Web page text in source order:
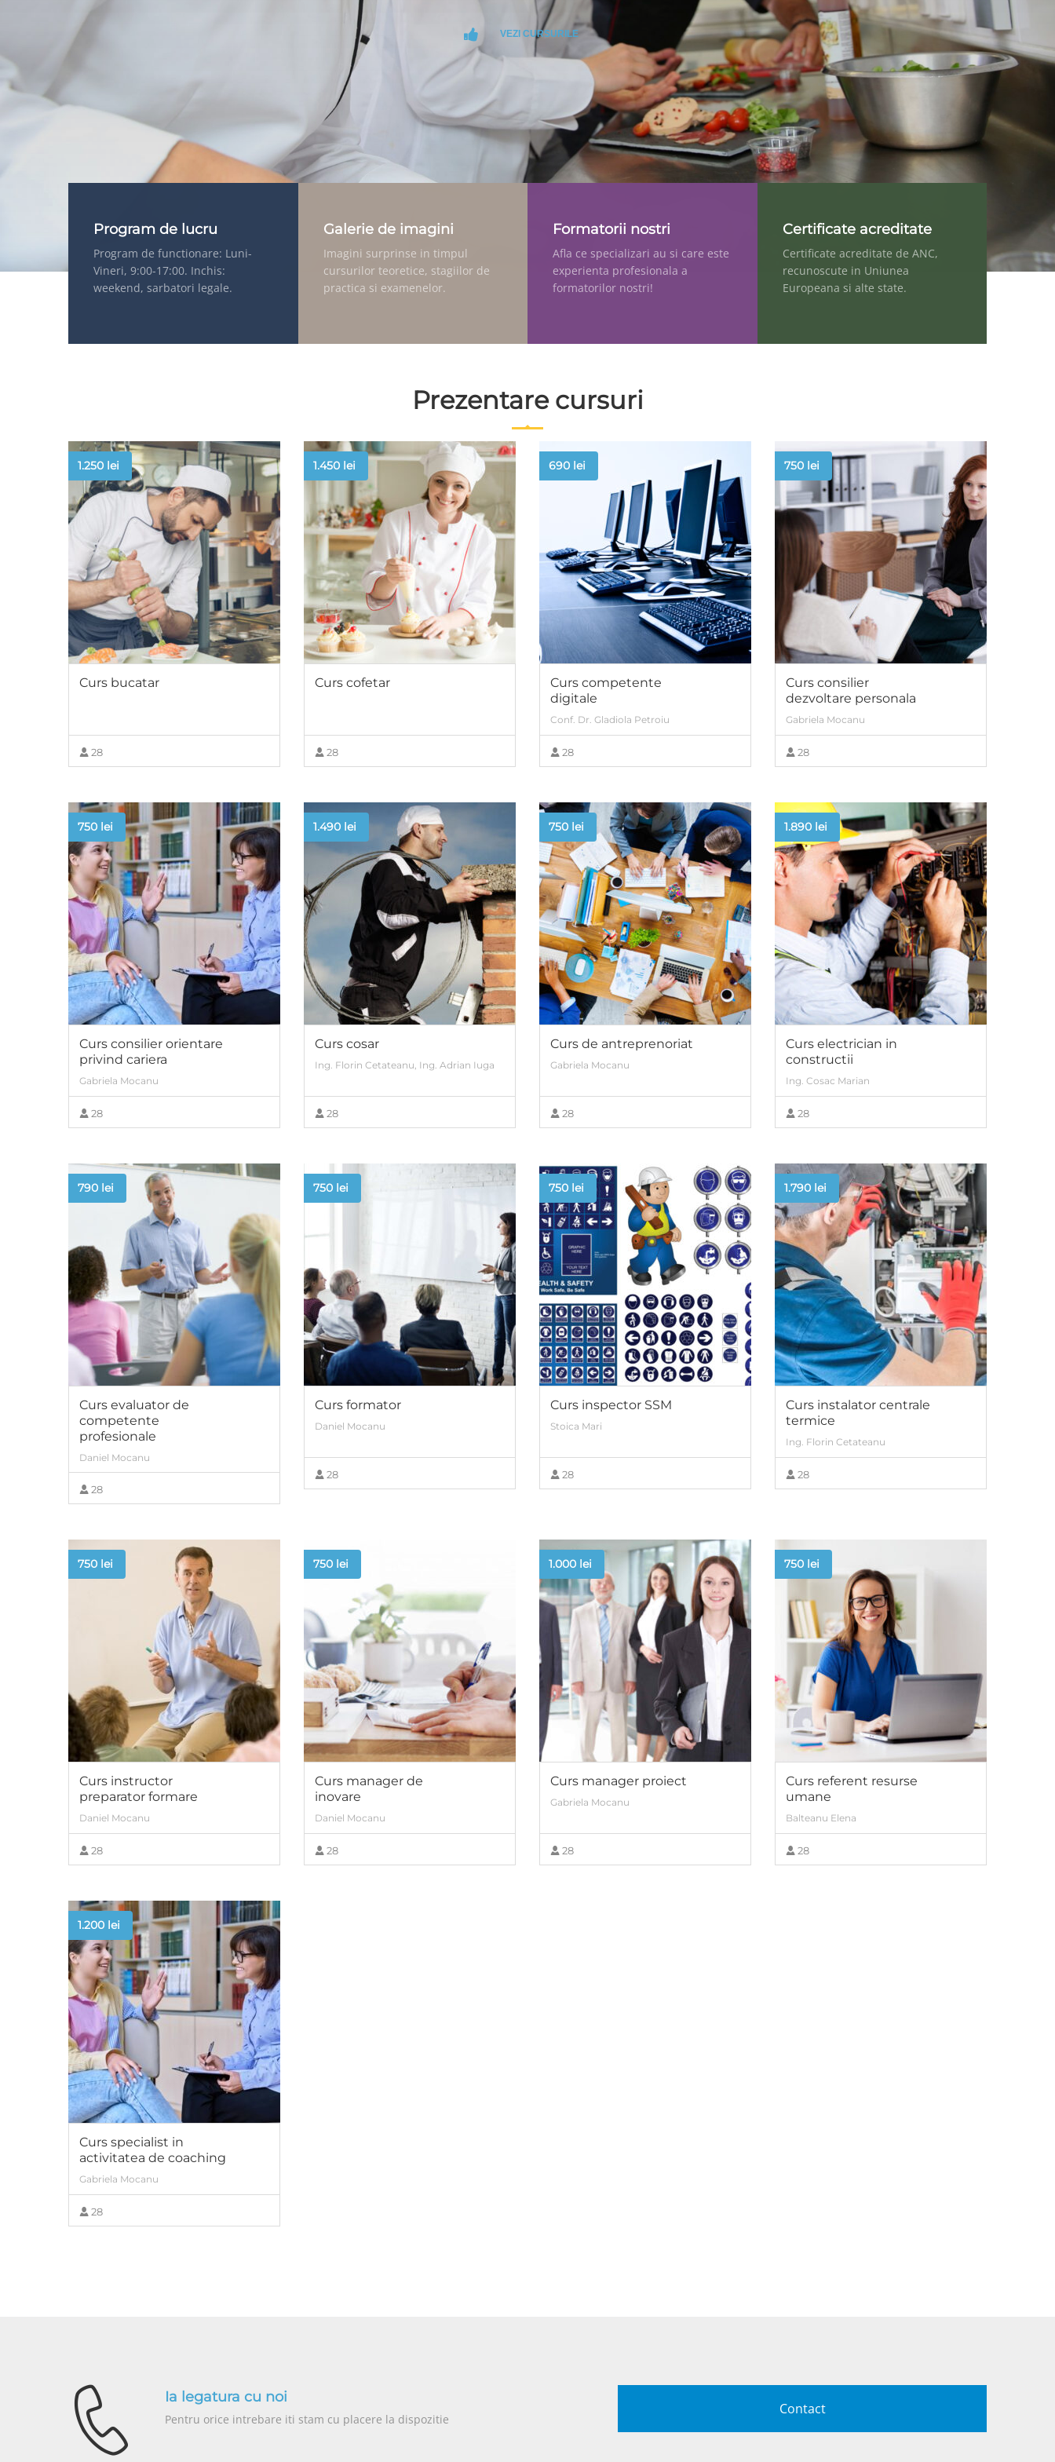
VEZI CURSURILE
Program de lucru
Program de functionare: Luni-
Vineri, 9:00-17:00. Inchis:
weekend, sarbatori legale.
Galerie de imagini
Imagini surprinse in timpul
cursurilor teoretice, stagiilor de
practica si examenelor.
Formatorii nostri
Afla ce specializari au si care este
experienta profesionala a
formatorilor nostri!
Certificate acreditate
Certificate acreditate de ANC,
recunoscute in Uniunea
Europeana si alte state.
Prezentare cursuri
1.250 lei
Curs bucatar
28
1.450 lei
Curs cofetar
28
690 lei
Curs competente
digitale
Conf. Dr. Gladiola Petroiu
28
750 lei
Curs consilier
dezvoltare personala
Gabriela Mocanu
28
750 lei
Curs consilier orientare
privind cariera
Gabriela Mocanu
28
1.490 lei
Curs cosar
Ing. Florin Cetateanu, Ing. Adrian Iuga
28
750 lei
Curs de antreprenoriat
Gabriela Mocanu
28
1.890 lei
Curs electrician in
constructii
Ing. Cosac Marian
28
790 lei
Curs evaluator de
competente
profesionale
Daniel Mocanu
28
750 lei
Curs formator
Daniel Mocanu
28
750 lei
Curs inspector SSM
Stoica Mari
28
1.790 lei
Curs instalator centrale
termice
Ing. Florin Cetateanu
28
750 lei
Curs instructor
preparator formare
Daniel Mocanu
28
750 lei
Curs manager de
inovare
Daniel Mocanu
28
1.000 lei
Curs manager proiect
Gabriela Mocanu
28
750 lei
Curs referent resurse
umane
Balteanu Elena
28
1.200 lei
Curs specialist in
activitatea de coaching
Gabriela Mocanu
28
Ia legatura cu noi
Pentru orice intrebare iti stam cu placere la dispozitie
Contact